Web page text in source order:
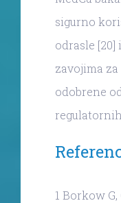
sigurno
odrasle
zavojima za
odobrene
1 Borkow G,